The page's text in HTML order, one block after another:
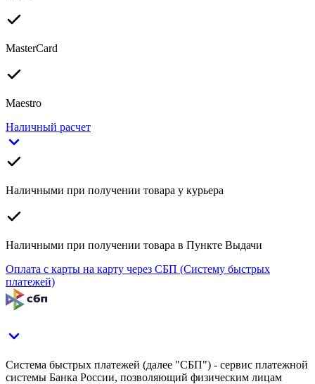
MasterCard
Maestro
Наличный расчет
Наличными при получении товара у курьера
Наличными при получении товара в Пункте Выдачи
Оплата с карты на карту через СБП (Систему быстрых
платежей)
Система быстрых платежей (далее "СБП") - сервис платежной
системы Банка России, позволяющий физическим лицам